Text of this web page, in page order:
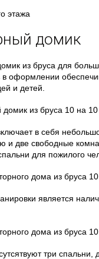
домик
из бруса для
в оформлении
и детей.
в себя
и две свободные
для пожилого
является
три спальни,